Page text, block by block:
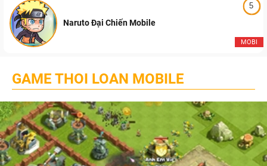
5
MOBI
Naruto Đại Chiến Mobile
GAME THOI LOAN MOBILE